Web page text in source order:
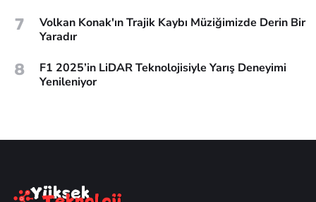
7
Volkan Konak'ın Trajik Kaybı Müziğimizde Derin Bir
Yaradır
8
F1 2025’in LiDAR Teknolojisiyle Yarış Deneyimi
Yenileniyor